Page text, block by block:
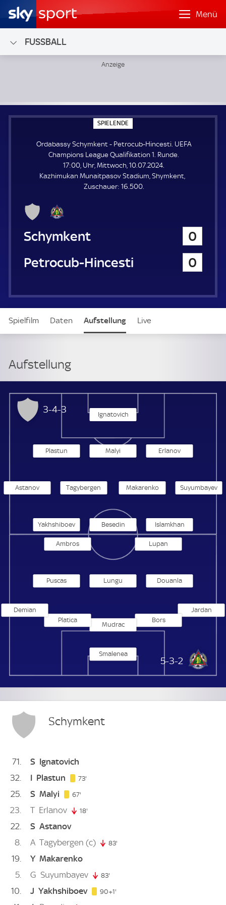
Menü
FUSSBALL
SPIELENDE
P
E
L
E
N
E
Ordabassy Schymkent - Petrocub-Hincesti. UEFA
Champions League Qualifikation 1. Runde.
17:00, Uhr, Mittwoch, 10.07.2024.
Kazhimukan Munaitpasov Stadium, Shymkent
Zuschauer: Z
e
16.500.
Ordabassy Schymkent
0
Petrocub-Hincesti
0
Spielfilm Daten Aufstellung Live
Aufstellung
Ordabassy Schymkent
3-4-3 Ignatovich
Plastun Malyi Erlanov
Astanov Tagybergen Makarenko Suyumbayev
Yakhshiboev Besedin Islamkhan
Petrocub-Hincesti
5-3-2
Smalenea
Jardan
Bors
Mudrac
Platica
Demian
Douanla
Lungu
Puscas
Lupan
Ambros
Schymkent
71 S Ignatovich
32
I Plastun 73'
25 S Malyi 67'
23 T Erlanov 18'
22 S Astanov
8
A Tagybergen (c) 83'
19 Y Makarenko
5
G Suyumbayev 83'
10 J Yakhshiboev 90+1'